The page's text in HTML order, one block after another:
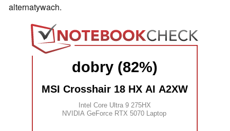
alternatywach.
dobry (82%)
MSI Crosshair 18 HX AI A2XW
Intel Core Ultra 9 275HX
NVIDIA GeForce RTX 5070 Laptop